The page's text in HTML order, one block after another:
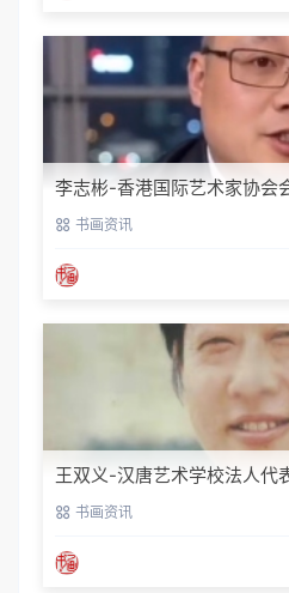
李志彬-香港国际艺术家协会
书画资讯
王双义-汉唐艺术学校法人代
书画资讯